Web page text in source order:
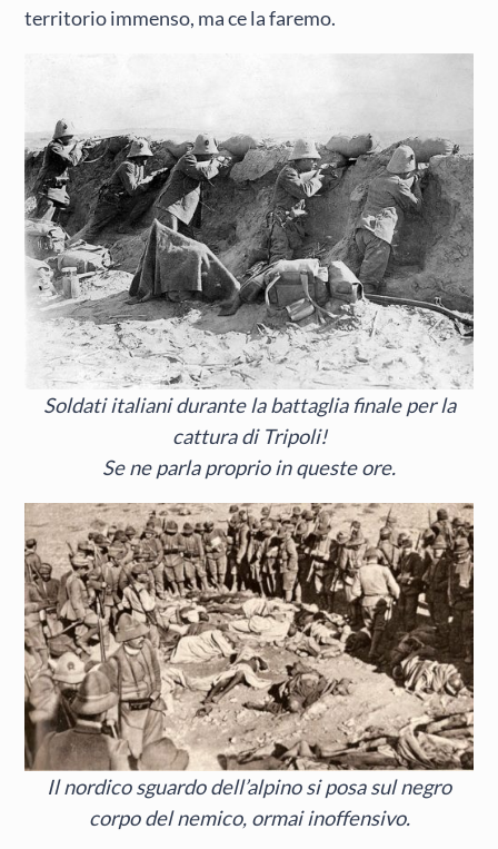
territorio immenso, ma ce la faremo.
Soldati italiani durante la battaglia finale per la
cattura di Tripoli!
Se ne parla proprio in queste ore.
Il nordico sguardo dell’alpino si posa sul negro
corpo del nemico, ormai inoffensivo.